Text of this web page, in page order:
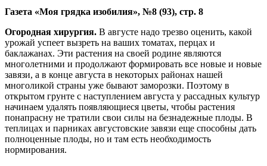
Газета «Моя грядка изобилия», №8 (93), стр. 8
Огородная хирургия. В августе надо трезво оценить, какой
урожай успеет вызреть на ваших томатах, перцах и
баклажанах. Эти растения на своей родине являются
многолетними и продолжают формировать все новые и новые
завязи, а в конце августа в некоторых районах нашей
многоликой страны уже бывают заморозки. Поэтому в
открытом грунте с наступлением августа у рассадных культур
начинаем удалять появляющиеся цветы, чтобы растения
понапрасну не тратили свои силы на безнадежные плоды. В
теплицах и парниках августовские завязи еще способны дать
полноценные плоды, но и там есть необходимость
нормирования.